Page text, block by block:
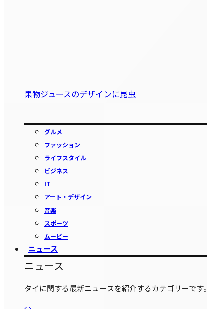
果物ジュースのデザインに昆虫
グルメ
ファッション
ライフスタイル
ビジネス
IT
アート・デザイン
音楽
スポーツ
ムービー
ニュース
ニュース
タイに関する最新ニュースを紹介するカテゴリーです。